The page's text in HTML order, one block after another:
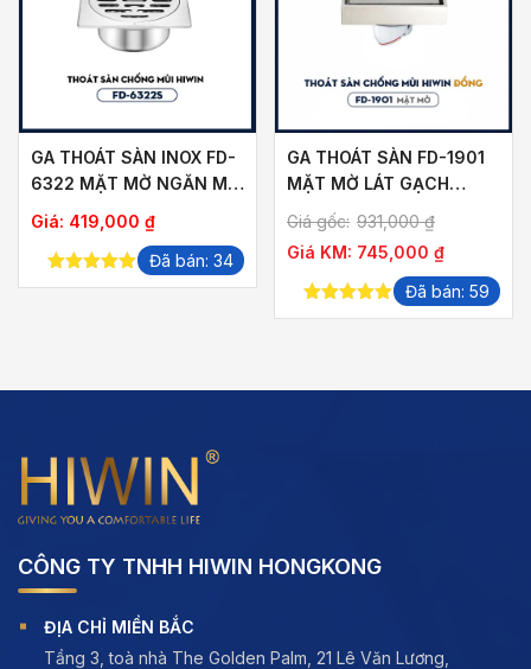
GA THOÁT SÀN INOX FD-
6322 MẶT MỜ NGĂN MÙI
THOÁT NHANH
Giá: 419,000 ₫
5.00out of
Đã bán: 34
GA THOÁT SÀN FD-1901
MẶT MỜ LÁT GẠCH
THOÁT NƯỚC NHANH
Giá gốc: 931,000₫
Giá KM: 745,000 ₫
5.00out of
Đã bán: 59
CÔNG TY TNHH HIWIN HONGKONG
ĐỊA CHỈ MIỀN BẮC
Tầng 3, toà nhà The Golden Palm, 21 Lê Văn Lương,